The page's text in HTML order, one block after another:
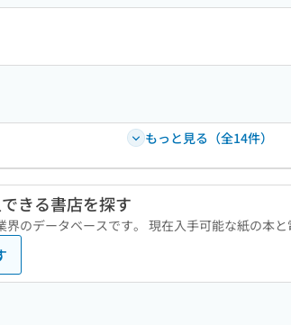
もっと見る（全14件）
きる書店を探す
のデータベースです。 現在入手可能な紙の本